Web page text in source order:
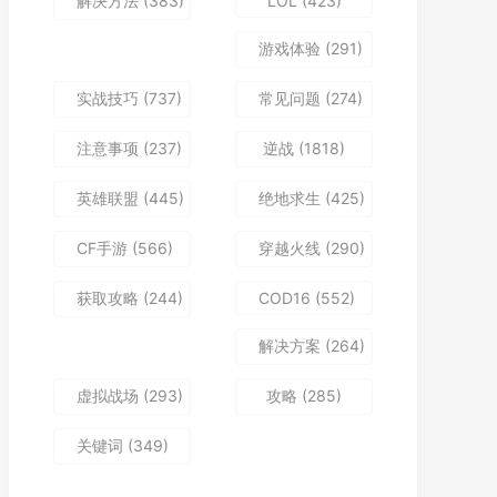
游戏体验 (291)
实战技巧 (737) 常见问题 (274)
注意事项 (237) 逆战 (1818)
英雄联盟 (445) 绝地求生 (425)
CF手游 (566) 穿越火线 (290)
获取攻略 (244) COD16 (552)
解决方案 (264)
虚拟战场 (293) 攻略 (285)
关键词 (349)